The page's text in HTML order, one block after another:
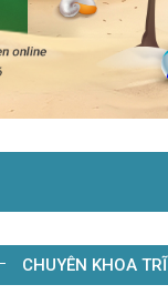
CHUYÊN KHOA TRĨ